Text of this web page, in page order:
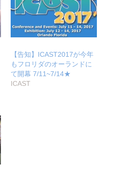
【告知】ICAST2017が今年
もフロリダのオーランドに
て開幕 7/11~7/14★
ICAST